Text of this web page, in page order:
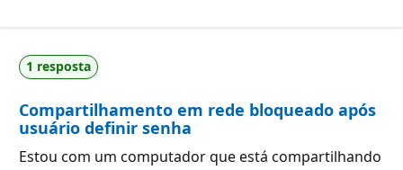
1 resposta
Compartilhamento em rede bloqueado após
usuário definir senha
Estou com um computador que está compartilhando